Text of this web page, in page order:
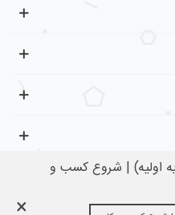
محفوظ است.
اولیه) | شروع کسب و
×